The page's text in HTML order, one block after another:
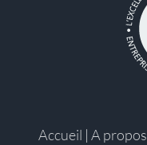
Accueil | A propos